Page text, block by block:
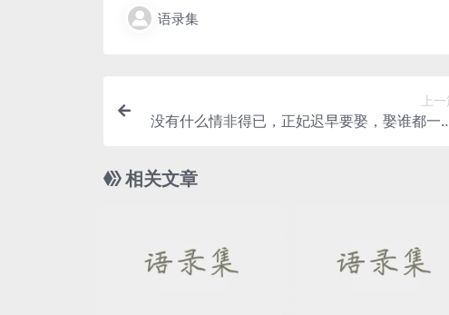
语录集
上
没有什么情非得已，正妃迟早要娶，娶谁都一
相关文章